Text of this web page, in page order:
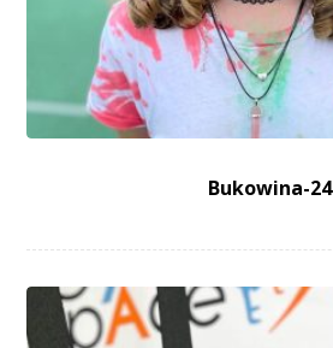
Bukowina-24